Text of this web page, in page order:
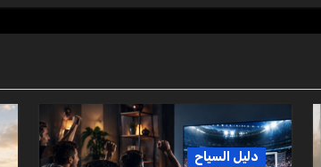
دليل السياح